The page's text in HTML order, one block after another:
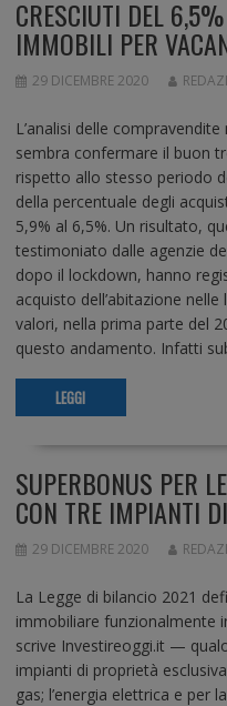
CRESCIUTI DEL
IMMOBILI PER
29 DICEMBRE 2020
L’analisi delle
sembra confermare il buon
rispetto allo stesso periodo
della percentuale degli
5,9% al 6,5%. Un risultato,
testimoniato dalle agenzie
dopo il lockdown, hanno
acquisto dell’abitazione
valori, nella prima parte del
questo andamento. Infatti
LEGGI
SUPERBONUS PER
CON TRE IMPIANTI
29 DICEMBRE 2020
La Legge di bilancio 2021
immobiliare funzionalmente
scrive Investireoggi.it —
impianti di proprietà
gas; l’energia elettrica e per